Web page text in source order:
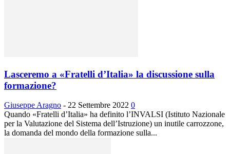
Lasceremo a «Fratelli d’Italia» la discussione sulla
formazione?
Giuseppe Aragno - 22 Settembre 2022 0
Quando «Fratelli d’Italia» ha definito l’INVALSI (Istituto Nazionale
per la Valutazione del Sistema dell’Istruzione) un inutile carrozzone,
la domanda del mondo della formazione sulla...